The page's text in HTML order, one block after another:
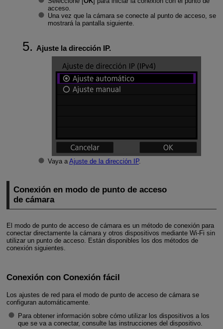
acceso.
Una vez que la cámara se conecte al punto de acceso, se
mostrará la pantalla siguiente.
Ajuste la dirección IP.
Vaya a Ajuste de la dirección IP.
Conexión en modo de punto de acceso
de cámara
El modo de punto de acceso de cámara es un método de conexión para
conectar directamente la cámara y otros dispositivos mediante Wi-Fi sin
utilizar un punto de acceso. Están disponibles los dos métodos de
conexión siguientes.
Conexión con Conexión fácil
Los ajustes de red para el modo de punto de acceso de cámara se
configuran automáticamente.
Para obtener información sobre cómo utilizar los dispositivos a los
que se va a conectar, consulte las instrucciones del dispositivo.